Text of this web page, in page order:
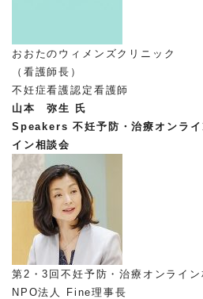
おおたのウィメンズクリニック
（看護師長）
不妊症看護認定看護師
山本 弥生 氏
Speakers 不妊予防・治療オンラ
イン相談会
第2・3回不妊予防・治療オンライン
NPO法人 Fine理事長